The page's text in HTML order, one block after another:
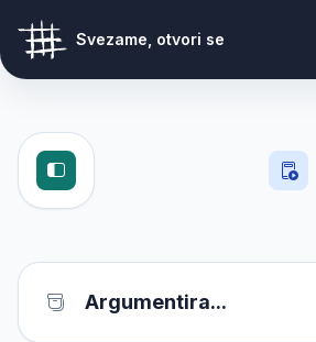
Svezame, otvori se
Argumentira...